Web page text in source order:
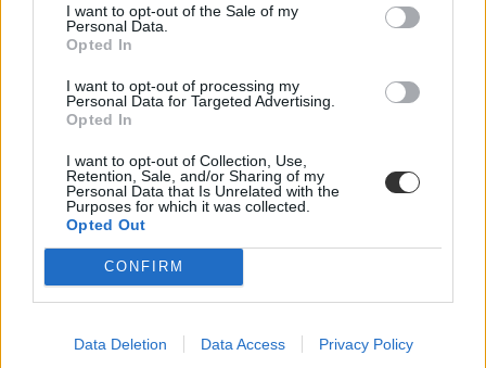
I want to opt-out of the Sale of my
Personal Data.
Opted In
I want to opt-out of processing my
Personal Data for Targeted Advertising.
Opted In
I want to opt-out of Collection, Use,
Retention, Sale, and/or Sharing of my
Personal Data that Is Unrelated with the
Purposes for which it was collected.
Opted Out
CONFIRM
Data Deletion Data Access Privacy Policy